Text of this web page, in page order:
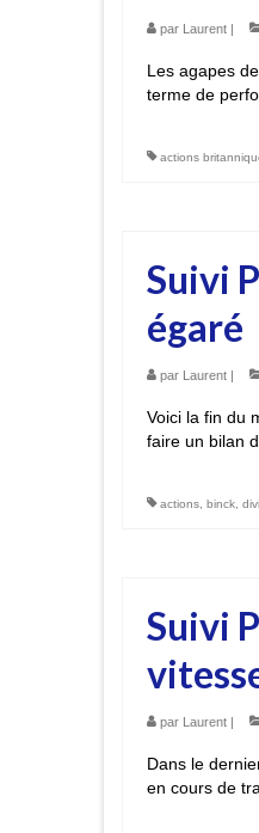
par Laurent
Les agapes
terme de
actions
Suivi
égaré
par Laurent
Voici la fin du
faire un bilan
actions, binck,
Suivi
par Laurent
Dans le
en cours de